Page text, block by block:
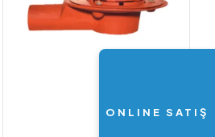
ONLINE SATIŞ